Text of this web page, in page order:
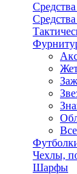
Чехлы,
Шарфы